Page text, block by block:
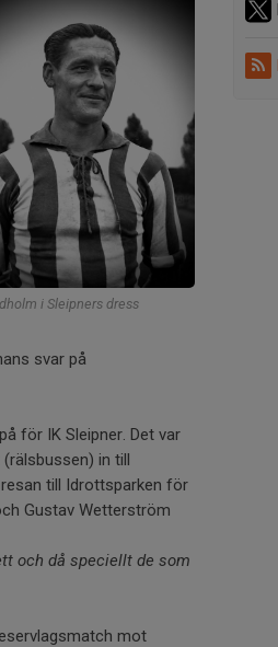
i Sleipners dress
svar på
för IK Sleipner. Det var
in till
till Idrottsparken för
Gustav Wetterström
och då speciellt de som
mot